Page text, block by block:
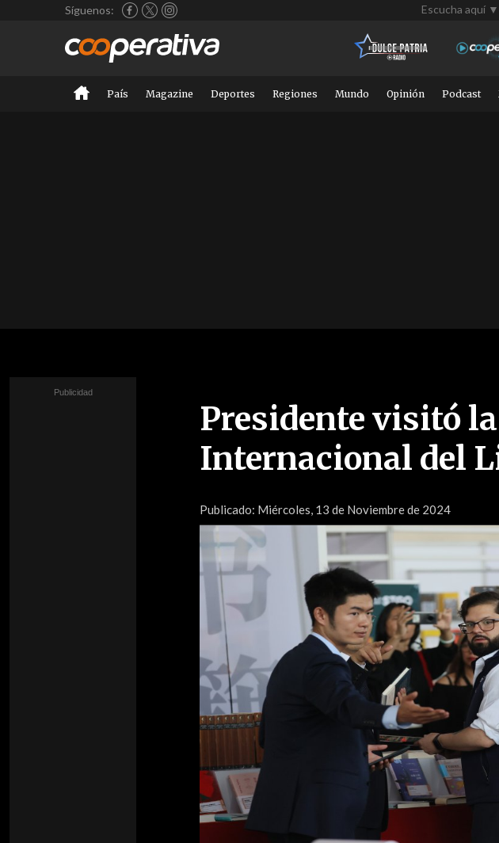
Síguenos: Escucha aquí ▼
País Magazine Deportes Regiones Mundo Opinión Podcast
Presidente visitó
Internacional del
Publicado: Miércoles, 13 de Noviembre de 2024